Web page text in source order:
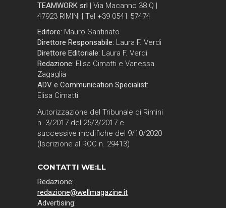
TEAMWORK srl | Via Macanno 38 Q |
47923 RIMINI | Tel +39 0541 57474
Editore: Mauro Santinato
Direttore Responsabile: Laura F. Verdi
Direttore Editoriale: Laura F. Verdi
Redazione: Elisa Cimatti e Vanessa
Zagaglia
ADV e Communication Specialist:
Elisa Cimatti
Autorizzazione del Tribunale di Rimini
n. 3/2017 del 25/3/2017 e
successive modifiche del 9/10/2020
(Iscrizione al ROC n. 29413)
CONTATTI WE:LL
Redazione:
redazione@wellmagazine.it
Advertising: